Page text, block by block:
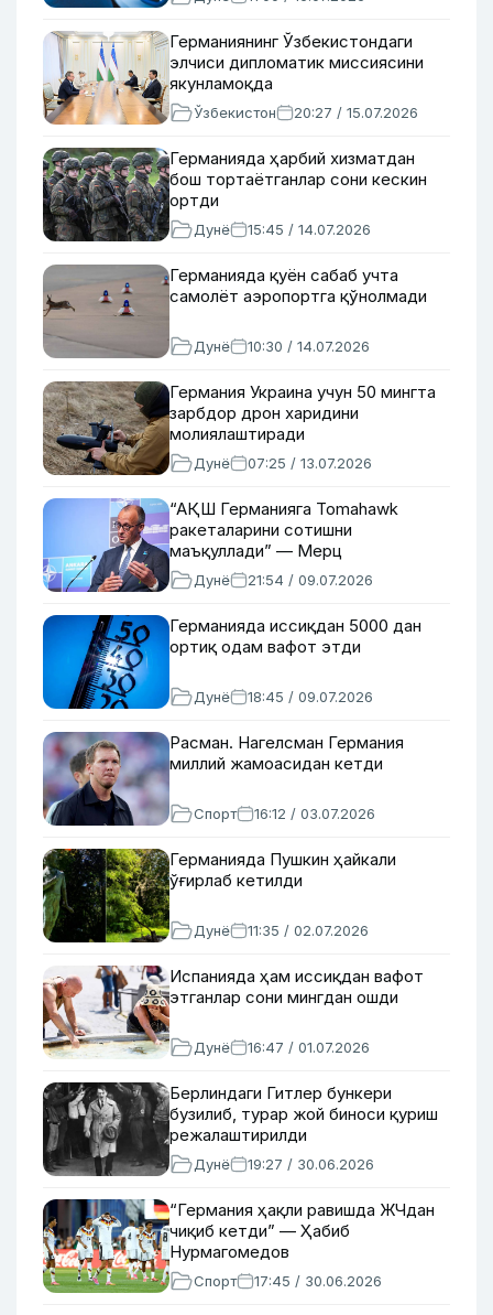
Германиянинг Ўзбекистондаги
элчиси дипломатик миссиясини
якунламоқда
Ўзбекистон 20:27 / 15.07.2026
Германияда ҳарбий хизматдан
бош тортаётганлар сони кескин
ортди
Дунё 15:45 / 14.07.2026
Германияда қуён сабаб учта
самолёт аэропортга қўнолмади
Дунё 10:30 / 14.07.2026
Германия Украина учун 50 мингта
зарбдор дрон харидини
молиялаштиради
Дунё 07:25 / 13.07.2026
“АҚШ Германияга Tomahawk
ракеталарини сотишни
маъқуллади” — Мерц
Дунё 21:54 / 09.07.2026
Германияда иссиқдан 5000 дан
ортиқ одам вафот этди
Дунё 18:45 / 09.07.2026
Расман. Нагелсман Германия
миллий жамоасидан кетди
Спорт 16:12 / 03.07.2026
Германияда Пушкин ҳайкали
ўғирлаб кетилди
Дунё 11:35 / 02.07.2026
Испанияда ҳам иссиқдан вафот
этганлар сони мингдан ошди
Дунё 16:47 / 01.07.2026
Берлиндаги Гитлер бункери
бузилиб, турар жой биноси қуриш
режалаштирилди
Дунё 19:27 / 30.06.2026
“Германия ҳақли равишда ЖЧдан
чиқиб кетди” — Ҳабиб
Нурмагомедов
Спорт 17:45 / 30.06.2026